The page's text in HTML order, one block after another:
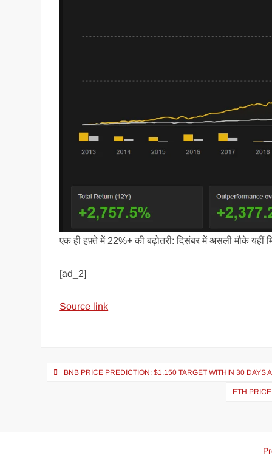
एक ही हफ़्ते में 22%+ की बढ़ोतरी: दिसंबर में असली मौके यहीं
[ad_2]
Source link
BNB PRICE PREDICTION: $1,150 TARGET WITHIN 30 DAYS
ETH